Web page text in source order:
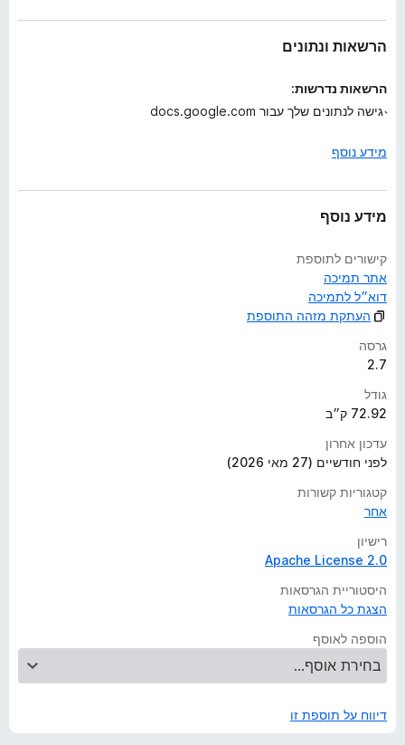
ד
יהרשאות ונתונים
הרשאות נדרשות:
גישה לנתונים שלך עבור docs.google.com
מידע נוסף
מידע נוסף
קישורים לתוספת
אתר תמיכה
דוא״ל לתמיכה
העתקת מזהה התוספת
גרסה
2.7
גודל
72.92 ק״ב
עדכון אחרון
לפני חודשיים (27 מאי 2026)
קטגוריות קשורות
אחר
רישיון
Apache License 2.0
היסטוריית הגרסאות
הצגת כל הגרסאות
הוספה לאוסף
דיווח על תוספת זו